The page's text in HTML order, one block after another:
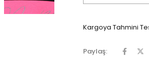
Kargoya Tahmini
Paylaş: